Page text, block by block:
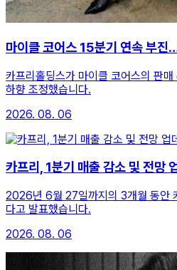
마이클 코어스 15분기 연속 부진
카프리홀딩스가 마이클 코어스의 판
하향 조정했습니다.
2026. 08. 06
카프리, 1분기 매출 감소 및 전망
2026년 6월 27일까지의 3개월 동안
다고 발표했습니다.
2026. 08. 06